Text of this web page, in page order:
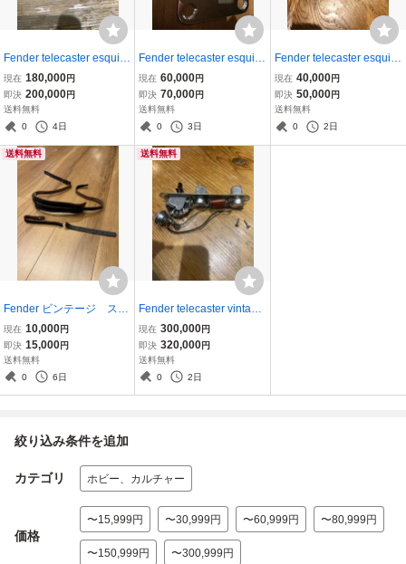
Fender telecaster esquire
52-54年 ラップスチー
ル オリジナル ピック
アップ ブラックガード
現在 180,000円
即決 200,000円
送料無料
0
4日
Fender telecaster esquire
ストラト ネックプレー
ト 65年 ビンテージ
現在 60,000円
即決 70,000円
送料無料
0
3日
Fender telecaster esquire
50年代 ブラックガー
ド ジャック ジャック
キャップ vintage
現在 40,000円
即決 50,000円
送料無料
0
2日
送料無料
Fender ビンテージ スト
ラップ ジャンク
現在 10,000円
即決 15,000円
送料無料
0
6日
送料無料
Fender telecaster vintage
コントロール一式 50年
代
現在 300,000円
即決 320,000円
送料無料
0
2日
絞り込み条件を追加
カテゴリ ホビー、カルチャー
価格
〜15,999円 〜30,999円 〜60,999円 〜80,999円
〜150,999円 〜300,999円